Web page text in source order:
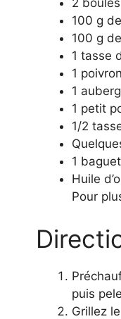
2
100 g
100 g
1 tasse
1
1
1 petit
1/2
1
Huile
Pour
puis
Grillez